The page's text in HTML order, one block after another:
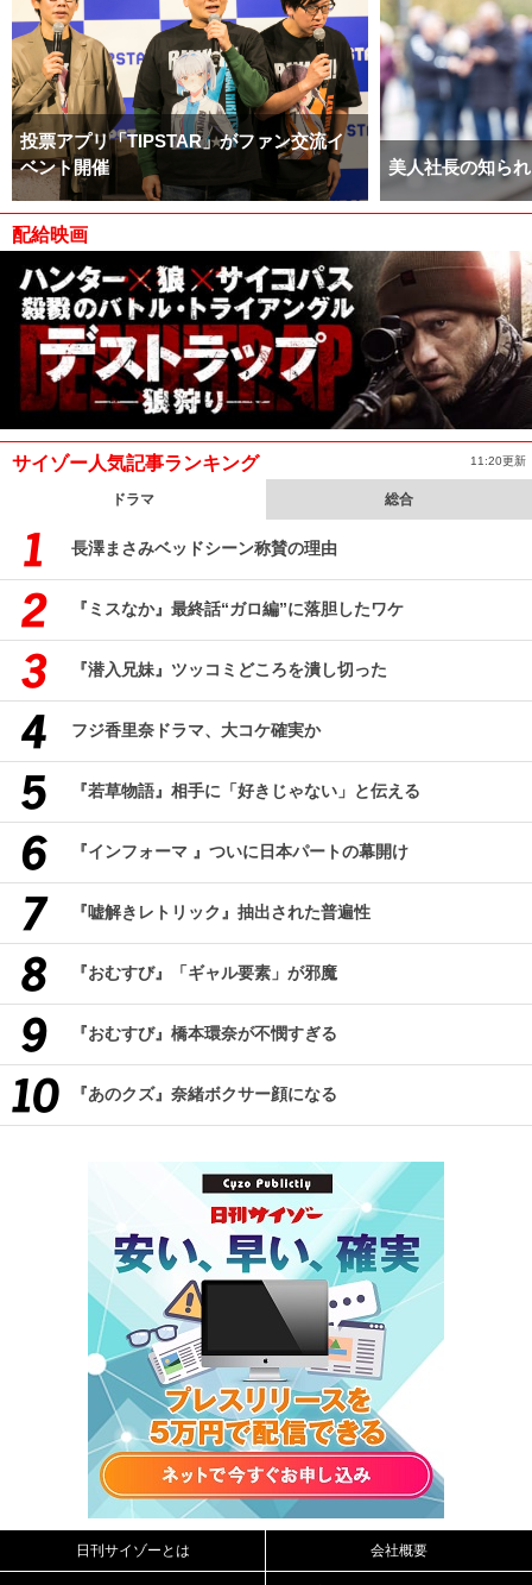
投票アプリ「TIPSTAR」がファン交流イ
ベント開催
美人社長の知ら
配給映画
サイゾー人気記事ランキング 11:20更新
ドラマ 総合
長澤まさみベッドシーン称賛の理由
『ミスなか』最終話“ガロ編”に落胆したワケ
『潜入兄妹』ツッコミどころを潰し切った
フジ香里奈ドラマ、大コケ確実か
『若草物語』相手に「好きじゃない」と伝える
『インフォーマ 』ついに日本パートの幕開け
『嘘解きレトリック』抽出された普遍性
『おむすび』「ギャル要素」が邪魔
『おむすび』橋本環奈が不憫すぎる
『あのクズ』奈緒ボクサー顔になる
日刊サイゾーとは 会社概要